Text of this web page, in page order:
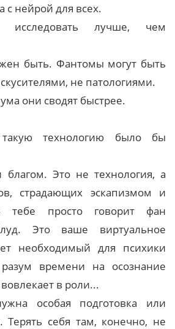
с нейрой для всех.
лучше, чем
быть. Фантомы могут быть
не патологиями.
они сводят быстрее.
технологию было бы
Это не технология, а
страдающих эскапизмом и
тебе просто говорит фан
Это ваше виртуальное
необходимый для психики
времени на осознание
в роли...
особая подготовка или
Терять себя там, конечно, не